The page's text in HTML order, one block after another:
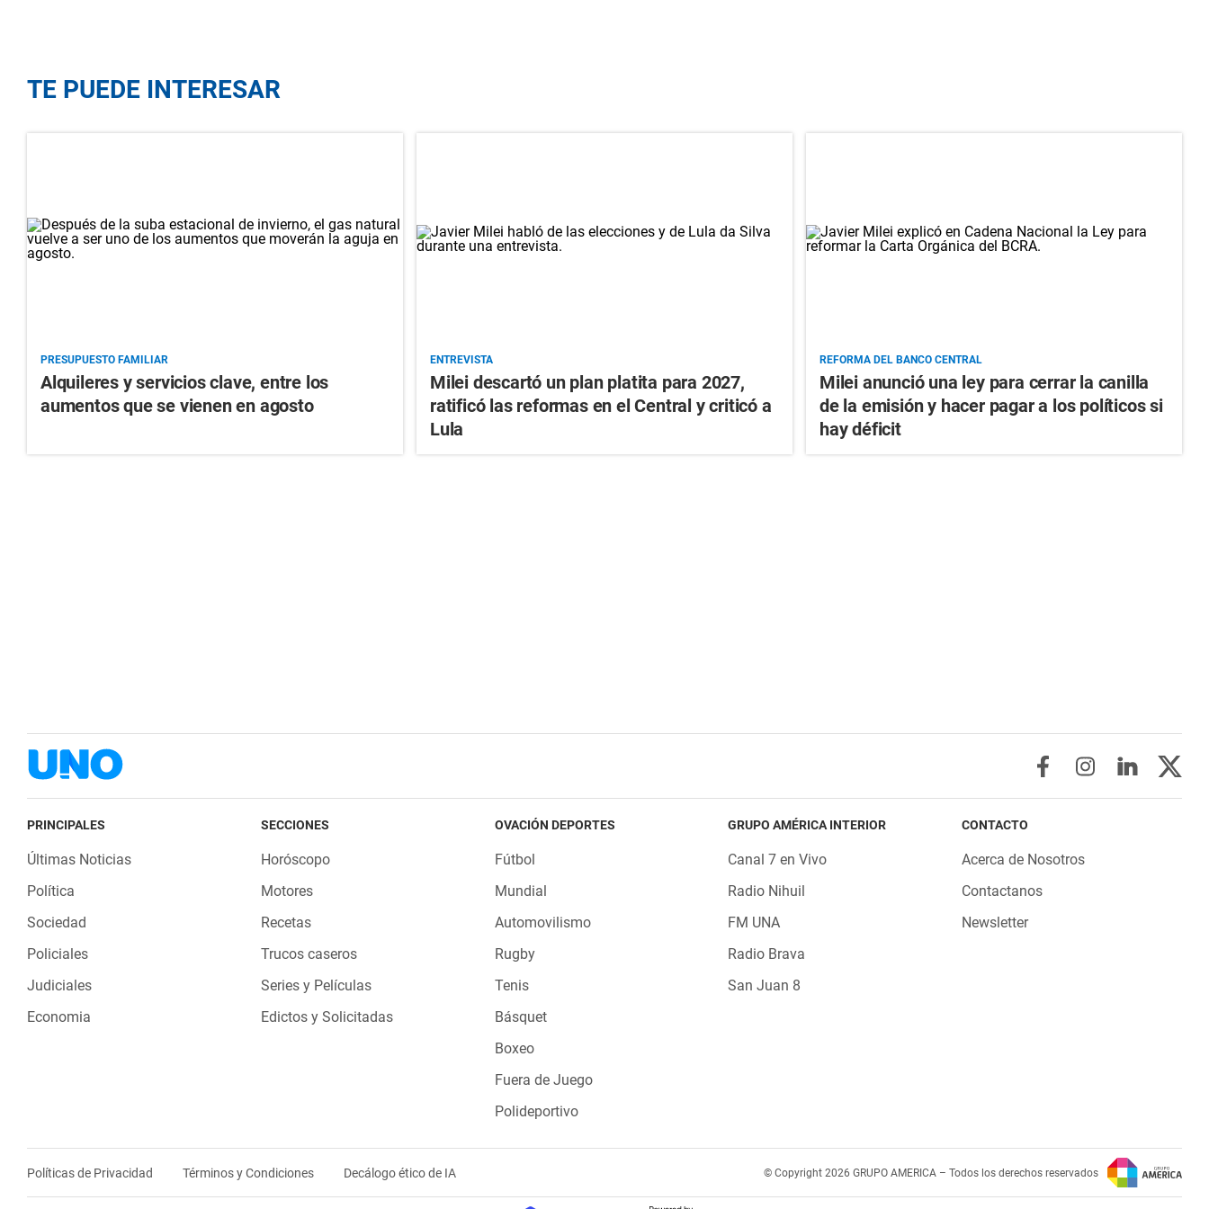
TE PUEDE INTERESAR
PRESUPUESTO FAMILIAR
Alquileres y servicios clave, entre los
aumentos que se vienen en agosto
ENTREVISTA
Milei descartó un plan platita para 2027,
ratificó las reformas en el Central y criticó a
Lula
REFORMA DEL BANCO CENTRAL
Milei anunció una ley para cerrar la canilla
de la emisión y hacer pagar a los políticos si
hay déficit
PRINCIPALES
Últimas Noticias
Política
Sociedad
Policiales
Judiciales
Economia
SECCIONES
Horóscopo
Motores
Recetas
Trucos caseros
Series y Películas
Edictos y Solicitadas
OVACIÓN DEPORTES
Fútbol
Mundial
Automovilismo
Rugby
Tenis
Básquet
Boxeo
Fuera de Juego
Polideportivo
GRUPO AMÉRICA INTERIOR
Canal 7 en Vivo
Radio Nihuil
FM UNA
Radio Brava
San Juan 8
CONTACTO
Acerca de Nosotros
Contactanos
Newsletter
Políticas de Privacidad Términos y Condiciones Decálogo ético de IA © Copyright 2026 GRUPO AMERICA – Todos los derechos reservados